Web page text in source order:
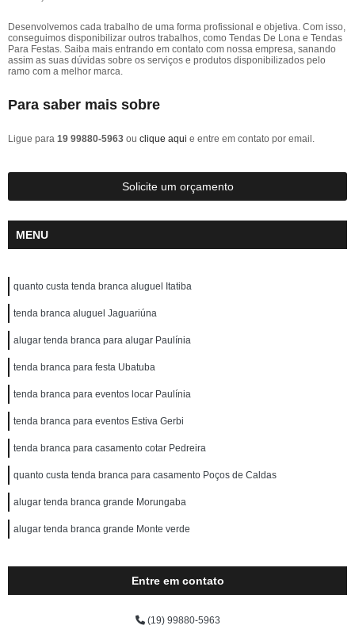
Desenvolvemos cada trabalho de uma forma profissional e objetiva. Com isso,
conseguimos disponibilizar outros trabalhos, como Tendas De Lona e Tendas
Para Festas. Saiba mais entrando em contato com nossa empresa, sanando
assim as suas dúvidas sobre os serviços e produtos disponibilizados pelo
ramo com a melhor marca.
Para saber mais sobre
Ligue para 19 99880-5963 ou clique aqui e entre em contato por email.
Solicite um orçamento
MENU
quanto custa tenda branca aluguel Itatiba
tenda branca aluguel Jaguariúna
alugar tenda branca para alugar Paulínia
tenda branca para festa Ubatuba
tenda branca para eventos locar Paulínia
tenda branca para eventos Estiva Gerbi
tenda branca para casamento cotar Pedreira
quanto custa tenda branca para casamento Poços de Caldas
alugar tenda branca grande Morungaba
alugar tenda branca grande Monte verde
Entre em contato
(19) 99880-5963